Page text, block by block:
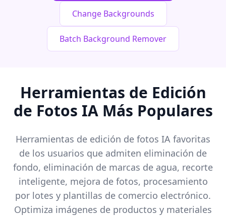
Change Backgrounds
Batch Background Remover
Herramientas de Edición
de Fotos IA Más Populares
Herramientas de edición de fotos IA favoritas
de los usuarios que admiten eliminación de
fondo, eliminación de marcas de agua, recorte
inteligente, mejora de fotos, procesamiento
por lotes y plantillas de comercio electrónico.
Optimiza imágenes de productos y materiales